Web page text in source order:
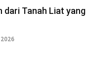
dari Tanah Liat yang